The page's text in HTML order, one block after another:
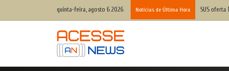
quinta-feira, agosto 6 2026 Notícias de Última Hora Professora